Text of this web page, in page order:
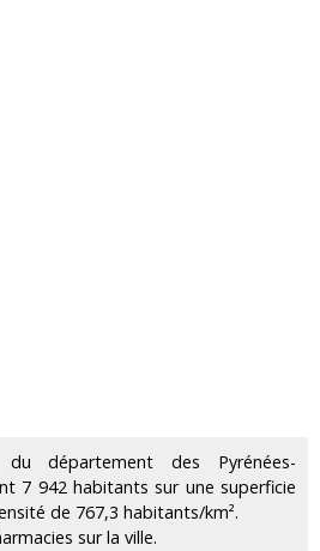
département des Pyrénées-
7 942 habitants sur une superficie
de 767,3 habitants/km².
sur la ville.